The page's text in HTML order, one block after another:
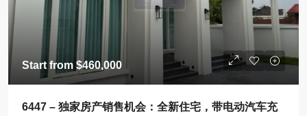
Start from $460,000
6447 – 独家房产销售机会：全新住宅，带电动汽车充